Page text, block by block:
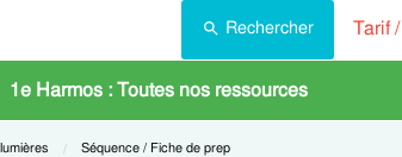
Rechercher Tarif /
1e Harmos : Toutes nos ressources
Current:
Séquence / Fiche de prep